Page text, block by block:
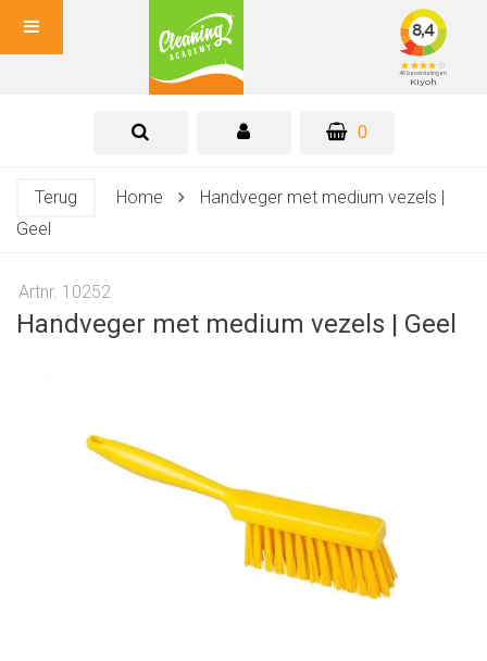
0
Terug Home
Handveger met medium vezels |
Geel
Artnr. 10252
Handveger met medium vezels | Geel